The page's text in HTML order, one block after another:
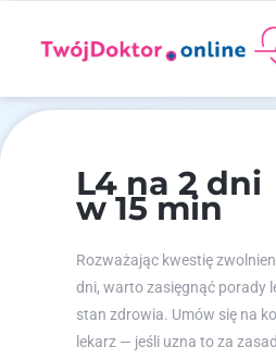
L4 na 2 dni
w 15 min
Rozważając kwestię
dni, warto zasięgnąć porady
stan zdrowia. Umów się na
lekarz — jeśli uzna to za